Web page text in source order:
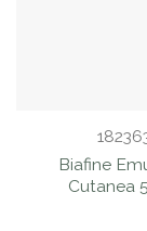
Biafine
Cutanea